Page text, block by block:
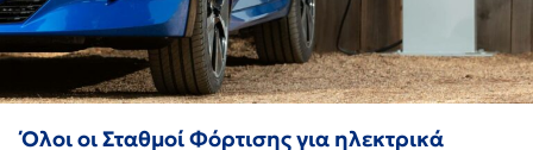
Όλοι οι Σταθμοί Φόρτισης για ηλεκτρικά